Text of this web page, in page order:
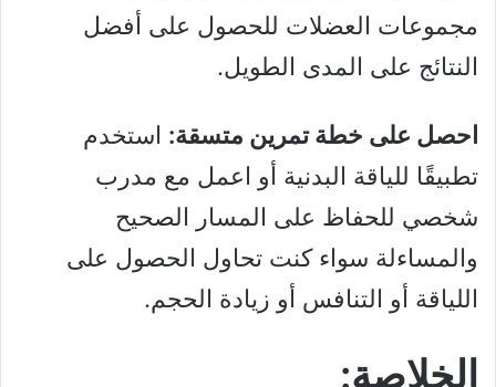
مجموعات العضلات للحصول على أفضل
النتائج على المدى الطويل.
احصل على خطة تمرين متسقة: استخدم
تطبيقًا للياقة البدنية أو اعمل مع مدرب
شخصي للحفاظ على المسار الصحيح
والمساءلة سواء كنت تحاول الحصول على
اللياقة أو التنافس أو زيادة الحجم.
الخلاصة: